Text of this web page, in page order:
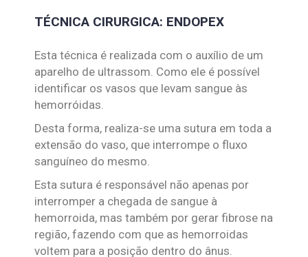
TÉCNICA CIRURGICA: ENDOPEX
Esta técnica é realizada com o auxílio de um
aparelho de ultrassom. Como ele é possível
identificar os vasos que levam sangue às
hemorróidas.
Desta forma, realiza-se uma sutura em toda a
extensão do vaso, que interrompe o fluxo
sanguíneo do mesmo.
Esta sutura é responsável não apenas por
interromper a chegada de sangue à
hemorroida, mas também por gerar fibrose na
região, fazendo com que as hemorroidas
voltem para a posição dentro do ânus.